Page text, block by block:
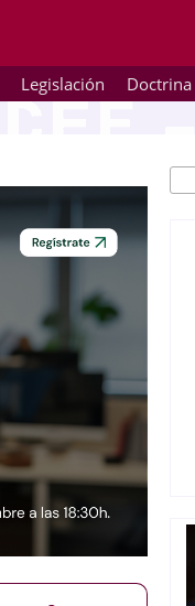
Legislación Doctrina